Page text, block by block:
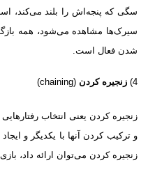
سگى که پنجه‌اش را بلند مى‌کند،
سیرک‌ها مشاهده مى‌شود، همه
شدن فعال است.
4) زنجیره کردن (chaining)
زنجیره‌ کردن یعنى انتخاب
و ترکیب کردن آنها با یکدیگر و
زنجیره کردن مى‌توان ارائه داد،